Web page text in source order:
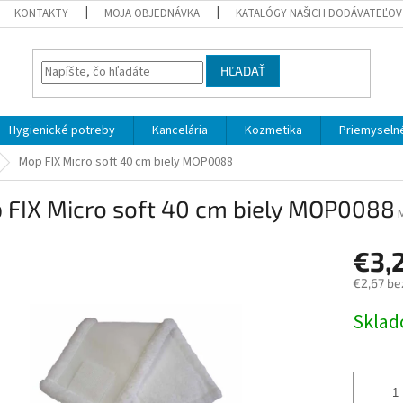
KONTAKTY MOJA OBJEDNÁVKA KATALÓGY NAŠICH DODÁVATEĽOV
HĽADAŤ
Hygienické potreby Kancelária Kozmetika
Mop FIX Micro soft 40 cm biely MOP0088
FIX Micro soft 40 cm biely MOP0088
€2,67
cena: